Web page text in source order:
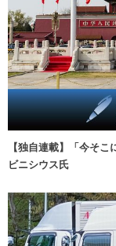
【独自連載】「今そ
ビニシウス氏